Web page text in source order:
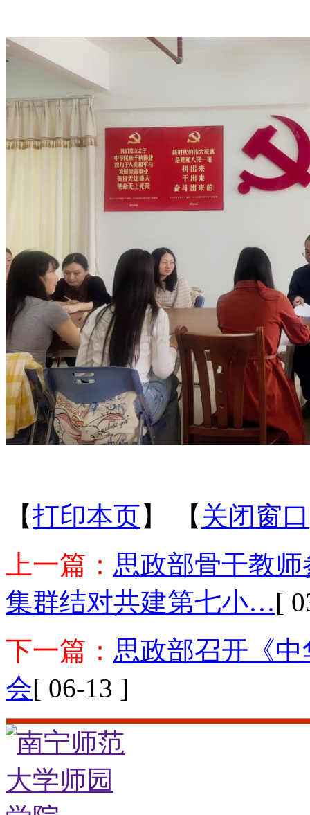
【打印本页】 【 关闭窗口
上一篇： 思政部骨干教
集群结对共建第七小…[
下一篇： 思政部召开《
会[ 06-13 ]